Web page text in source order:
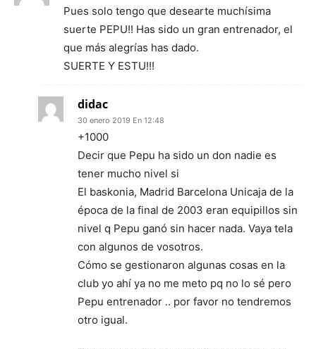
Pues solo tengo que desearte muchísima
suerte PEPU!! Has sido un gran entrenador, el
que más alegrías has dado.
SUERTE Y ESTU!!!
didac
30 enero 2019 En 12:48
+1000
Decir que Pepu ha sido un don nadie es
tener mucho nivel si
El baskonia, Madrid Barcelona Unicaja de la
época de la final de 2003 eran equipillos sin
nivel q Pepu ganó sin hacer nada. Vaya tela
con algunos de vosotros.
Cómo se gestionaron algunas cosas en la
club yo ahí ya no me meto pq no lo sé pero
Pepu entrenador .. por favor no tendremos
otro igual.